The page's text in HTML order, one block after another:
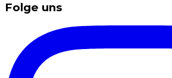
Folge uns